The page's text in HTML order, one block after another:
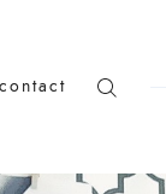
contact